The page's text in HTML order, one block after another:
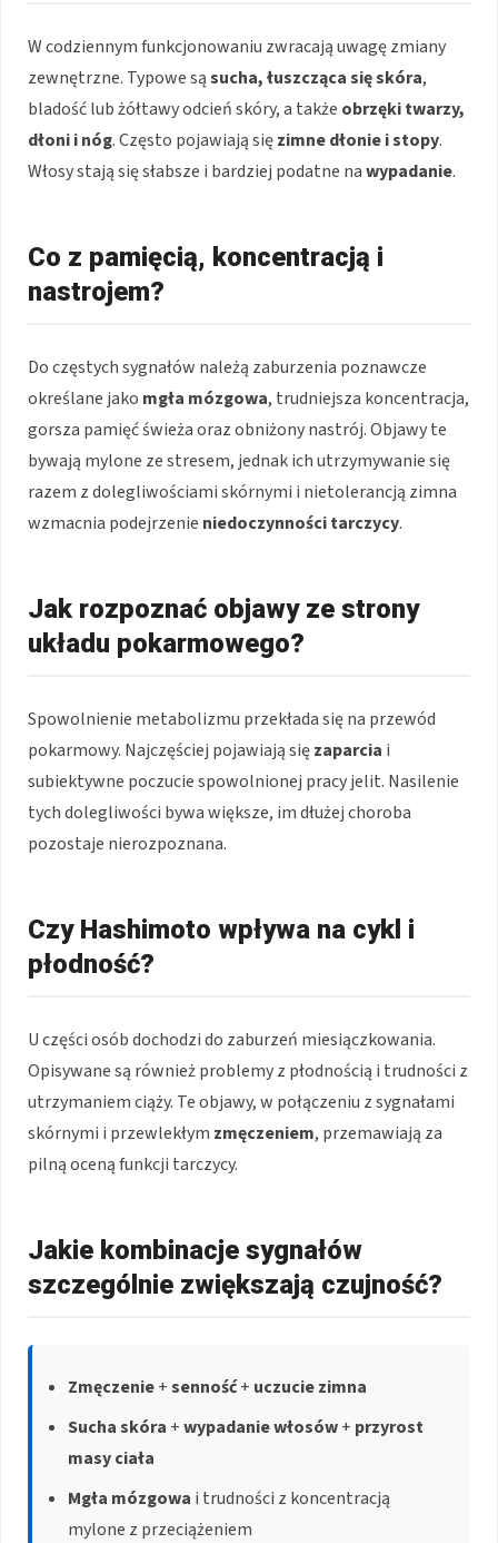
W codziennym funkcjonowaniu zwracają uwagę zmiany
zewnętrzne. Typowe sąsucha, łuszcząca się skóra,
bladość lub żółtawy odcień skóry, a także obrzęki twarzy,
dłoni i nóg. Często pojawiają sięzimne dłonie i stopy.
Włosy stają się słabsze i bardziej podatne nawypadanie.
Co z pamięcią, koncentracją i
nastrojem?
Do częstych sygnałów należą zaburzenia poznawcze
określane jako mgła mózgowa, trudniejsza koncentracja,
gorsza pamięć świeża oraz obniżony nastrój. Objawy te
bywają mylone ze stresem, jednak ich utrzymywanie się
razem z dolegliwościami skórnymi i nietolerancją zimna
wzmacnia podejrzenie niedoczynności tarczycy.
Jak rozpoznać objawy ze strony
układu pokarmowego?
Spowolnienie metabolizmu przekłada się na przewód
pokarmowy. Najczęściej pojawiają sięzaparcia i
subiektywne poczucie spowolnionej pracy jelit. Nasilenie
tych dolegliwości bywa większe, im dłużej choroba
pozostaje nierozpoznana.
Czy Hashimoto wpływa na cykl i
płodność?
U części osób dochodzi do zaburzeń miesiączkowania.
Opisywane są również problemy z płodnością i trudności z
utrzymaniem ciąży. Te objawy, w połączeniu z sygnałami
skórnymi i przewlekłym zmęczeniem, przemawiają za
pilną oceną funkcji tarczycy.
Jakie kombinacje sygnałów
szczególnie zwiększają czujność?
Zmęczenie+senność+ uczucie zimna
Sucha skóra +wypadanie włosów+ przyrost
masy ciała
Mgła mózgowa i trudności z koncentracją
mylone z przeciążeniem